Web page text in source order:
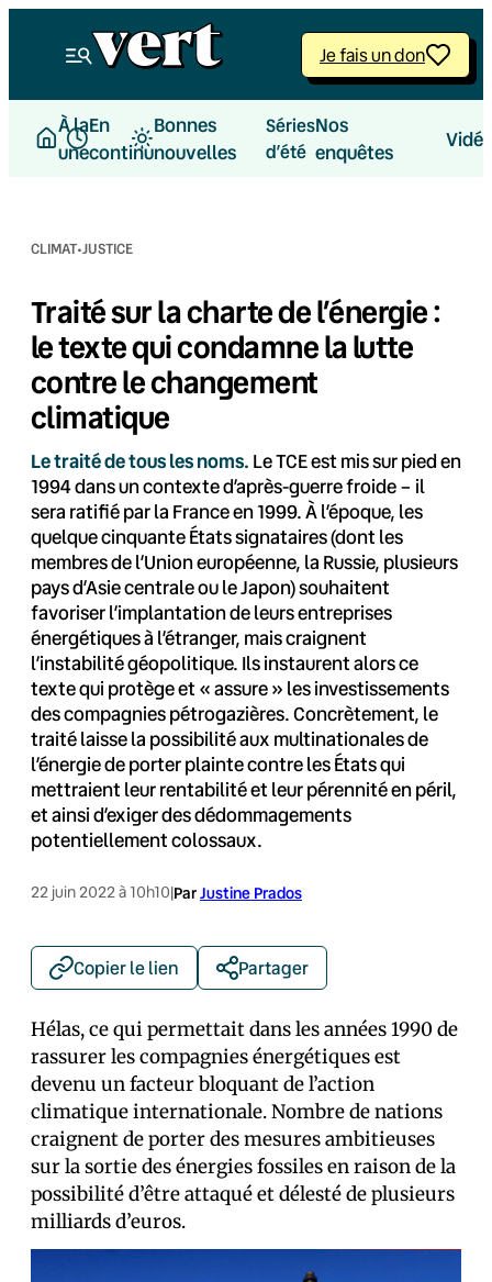
Je fais un don
À la
une
En
continu
Bonnes
nouvelles
Séries
d’été
Nos
enquêtes
CLIMAT·JUSTICE
Traité sur la charte de l’énergie :
le texte qui condamne la lutte
contre le changement
climatique
Le traité de tous les noms. Le TCE est mis sur pied en
1994 dans un contexte d’après-guerre froide – il
sera ratifié par la France en 1999. À l’époque, les
quelque cinquante États signataires (dont les
membres de l’Union européenne, la Russie, plusieurs
pays d’Asie centrale ou le Japon) souhaitent
favoriser l’implantation de leurs entreprises
énergétiques à l’étranger, mais craignent
l’instabilité géopolitique. Ils instaurent alors ce
texte qui protège et « assure » les investissements
des compagnies pétrogazières. Concrètement, le
traité laisse la possibilité aux multinationales de
l’énergie de porter plainte contre les États qui
mettraient leur rentabilité et leur pérennité en péril,
et ainsi d’exiger des dédommagements
potentiellement colossaux.
22 juin 2022 à 10h10|ParJustine Prados
Copier le lien Partager
Hélas, ce qui permettait dans les années 1990 de
rassurer les compagnies énergétiques est
devenu un facteur bloquant de l’action
climatique internationale. Nombre de nations
craignent de porter des mesures ambitieuses
sur la sortie des énergies fossiles en raison de la
possibilité d’être attaqué et délesté de plusieurs
milliards d’euros.